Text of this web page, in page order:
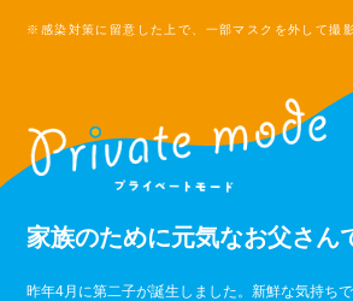
※感染対策に留意した上で、一部マスクを外して撮
家族のために元気なお父さん
昨年4月に第二子が誕生しました。新鮮な気持ち